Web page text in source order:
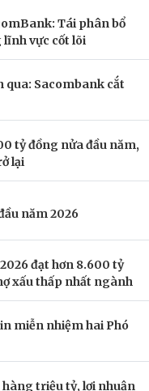
Tái phân bổ
vực cốt lõi
qua: Sacombank cắt
tỷ đồng nửa đầu năm,
lại
năm 2026
đạt hơn 8.600 tỷ
xấu thấp nhất ngành
miễn nhiệm hai Phó
triệu tỷ, lợi nhuận